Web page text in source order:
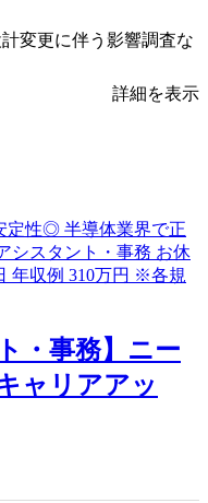
変更に伴う影響調査な
詳細を表示
・事務】ニー
ャリアアッ